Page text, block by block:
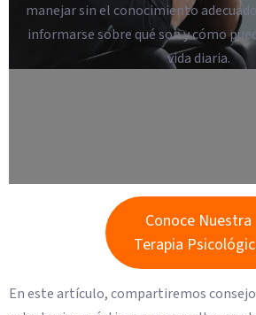
manejar sin el conocimiento
informarse sobre qué son y cómo
vida diaria.
Conoce Nuestra
Terapia
En este artículo, compartiremos